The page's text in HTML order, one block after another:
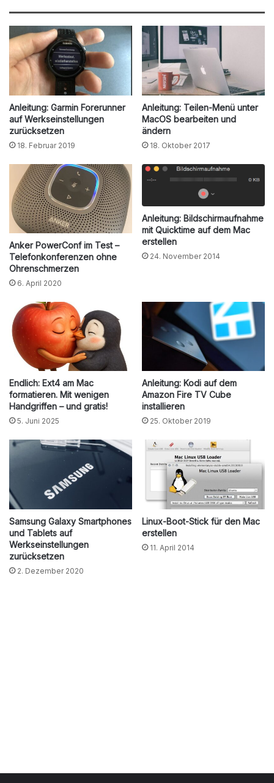
Anleitung: Garmin Forerunner
auf Werkseinstellungen
zurücksetzen
18. Februar 2019
Anleitung: Teilen-Menü unter
MacOS bearbeiten und
ändern
18. Oktober 2017
Anker PowerConf im Test –
Telefonkonferenzen ohne
Ohrenschmerzen
6. April 2020
Anleitung: Bildschirmaufnahme
mit Quicktime auf dem Mac
erstellen
24. November 2014
Endlich: Ext4 am Mac
formatieren. Mit wenigen
Handgriffen – und gratis!
5. Juni 2025
Anleitung: Kodi auf dem
Amazon Fire TV Cube
installieren
25. Oktober 2019
Samsung Galaxy Smartphones
und Tablets auf
Werkseinstellungen
zurücksetzen
2. Dezember 2020
Linux-Boot-Stick für den Mac
erstellen
11. April 2014